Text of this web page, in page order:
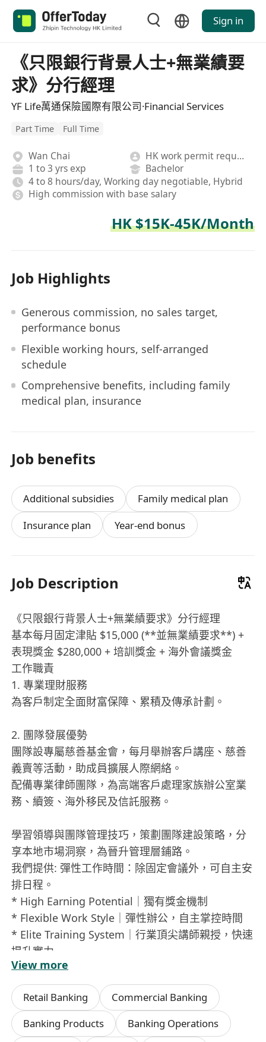
Sign in
《只限銀行背景人士+無業績要
求》分行經理
YF Life萬通保險國際有限公司·Financial Services
Part Time Full Time
Wan Chai
HK work permit required
1 to 3 yrs exp
Bachelor
4 to 8 hours/day, Working day negotiable, Hybrid
High commission with base salary
HK $15K-45K/Month
Job Highlights
Generous commission, no sales target,
performance bonus
Flexible working hours, self-arranged
schedule
Comprehensive benefits, including family
medical plan, insurance
Job benefits
Additional subsidies
Family medical plan
Insurance plan
Year-end bonus
Job Description
《只限銀行背景人士+無業績要求》分行經理
基本每月固定津貼 $15,000 (**並無業績要求**) +
表現獎金 $280,000 + 培訓獎金 + 海外會議獎金
工作職責
1. 專業理財服務
為客戶制定全面財富保障、累積及傳承計劃。
2. 團隊發展優勢
團隊設專屬慈善基金會，每月舉辦客戶講座、慈善
義賣等活動，助成員擴展人際網絡。
配備專業律師團隊，為高端客戶處理家族辦公室業
務、續簽、海外移民及信託服務。
學習領導與團隊管理技巧，策劃團隊建設策略，分
享本地市場洞察，為晉升管理層鋪路。
我們提供: 彈性工作時間：除固定會議外，可自主安
排日程。
* High Earning Potential｜獨有獎金機制
* Flexible Work Style｜彈性辦公，自主掌控時間
* Elite Training System｜行業頂尖講師親授，快速
提升實力
* Fast Track Career Path｜清晰晉升路線，直通管
理層
* Exclusive Perks｜獎勵旅行、榮譽認證、專屬福
利
* Full Benefits｜完善醫療及保障福利
View more
Retail Banking
Commercial Banking
Banking Products
Banking Operations